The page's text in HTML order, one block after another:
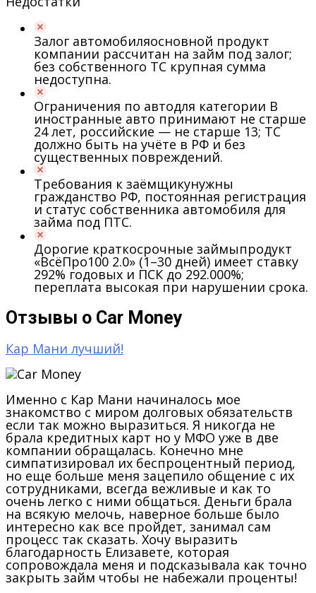
Залог автомобиляосновной продукт
компании рассчитан на займ под залог;
без собственного ТС крупная сумма
недоступна.
Ограничения по автодля категории B
иностранные авто принимают не старше
24 лет, российские — не старше 13; ТС
должно быть на учёте в РФ и без
существенных повреждений.
Требования к заёмщикунужны
гражданство РФ, постоянная регистрация
и статус собственника автомобиля для
займа под ПТС.
Дорогие краткосрочные займыпродукт
«ВсёПро100 2.0» (1–30 дней) имеет ставку
292% годовых и ПСК до 292.000%;
переплата высокая при нарушении срока.
Отзывы о Car Money
Кар Мани лучший!
Именно с Кар Мани начиналось мое
знакомство с миром долговых обязательств
если так можно выразиться. Я никогда не
брала кредитных карт но у МФО уже в две
компании обращалась. Конечно мне
симпатизировал их беспроцентный период,
но еще больше меня зацепило общение с их
сотрудниками, всегда вежливые и как то
очень легко с ними общаться. Деньги брала
на всякую мелочь, наверное больше было
интересно как все пройдет, занимал сам
процесс так сказать. Хочу выразить
благодарность Елизавете, которая
сопровождала меня и подсказывала как точно
закрыть займ чтобы не набежали проценты!